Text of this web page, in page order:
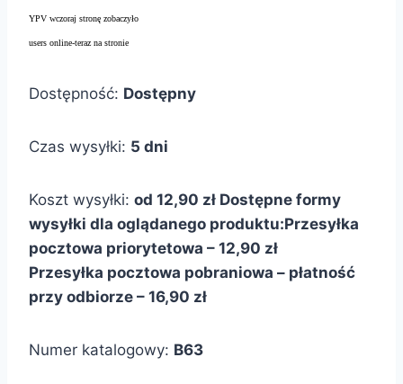
YPV wczoraj stronę zobaczyło
users online-teraz na stronie
Dostępność: Dostępny
Czas wysyłki: 5 dni
Koszt wysyłki: od 12,90 zł Dostępne formy
wysyłki dla oglądanego produktu:Przesyłka
pocztowa priorytetowa – 12,90 zł
Przesyłka pocztowa pobraniowa – płatność
przy odbiorze – 16,90 zł
Numer katalogowy: B63